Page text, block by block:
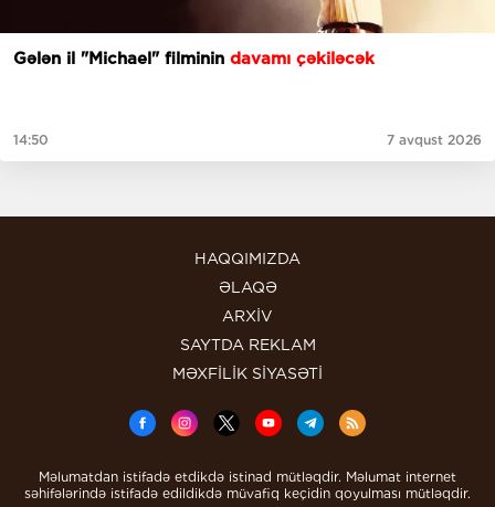
Gələn il "Michael" filminin davamı çəkiləcək
14:50 7 avqust 2026
HAQQIMIZDA
ƏLAQƏ
ARXİV
SAYTDA REKLAM
MƏXFİLİK SİYASƏTİ
Məlumatdan istifadə etdikdə istinad mütləqdir. Məlumat internet
səhifələrində istifadə edildikdə müvafiq keçidin qoyulması mütləqdir.